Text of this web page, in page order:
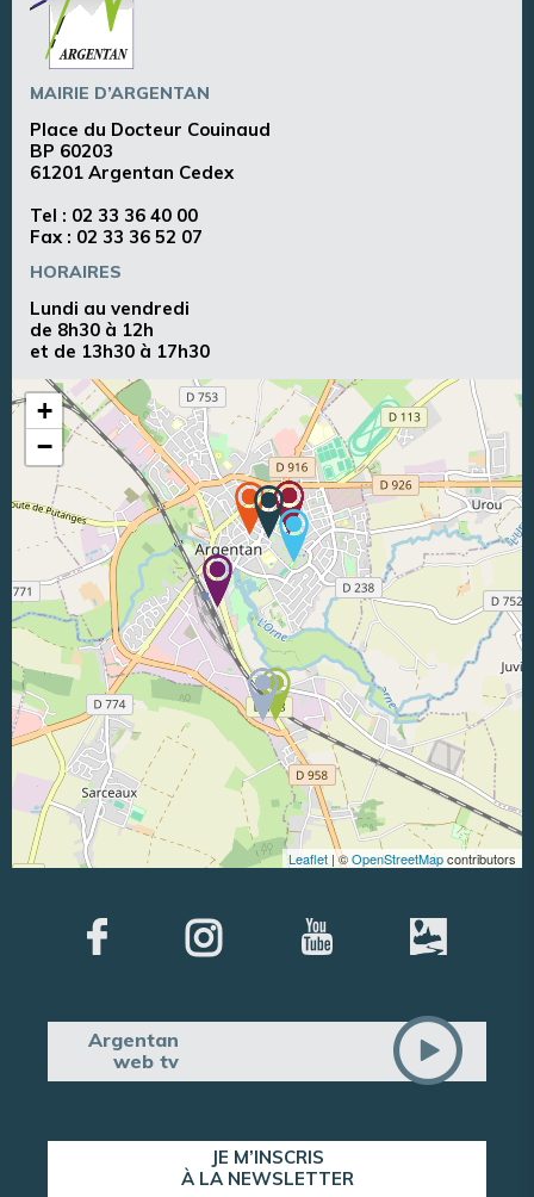
MAIRIE D’ARGENTAN
Place du Docteur Couinaud
BP 60203
61201 Argentan Cedex
Tel : 02 33 36 40 00
Fax : 02 33 36 52 07
HORAIRES
Lundi au vendredi
de 8h30 à 12h
et de 13h30 à 17h30
+
−
Leaflet | ©OpenStreetMapcontributors
Argentan
web tv
JE M’INSCRIS
À LA NEWSLETTER